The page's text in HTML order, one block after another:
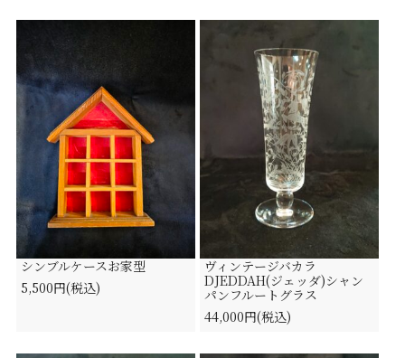
シンブルケースお家型
5,500円(税込)
ヴィンテージバカラ
DJEDDAH(ジェッダ)シャン
パンフルートグラス
44,000円(税込)